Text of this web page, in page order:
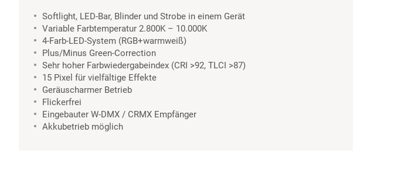
Softlight, LED-Bar, Blinder und Strobe in einem Gerät
Variable Farbtemperatur 2.800K – 10.000K
4-Farb-LED-System (RGB+warmweiß)
Plus/Minus Green-Correction
Sehr hoher Farbwiedergabeindex (CRI >92, TLCI >87)
15 Pixel für vielfältige Effekte
Geräuscharmer Betrieb
Flickerfrei
Eingebauter W-DMX / CRMX Empfänger
Akkubetrieb möglich